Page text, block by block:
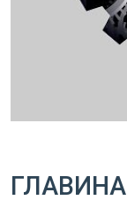
ГЛАВИНА